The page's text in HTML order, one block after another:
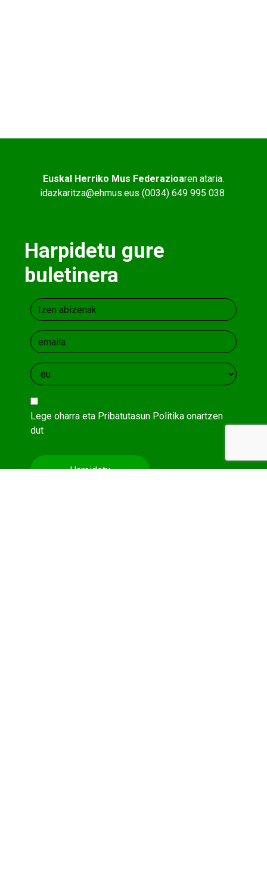
Euskal Herriko Mus Federazioaren ataria.
idazkaritza@ehmus.eus (0034) 649 995 038
Harpidetu gure
buletinera
Lege oharraeta Pribatutasun Politikaonartzen
dut